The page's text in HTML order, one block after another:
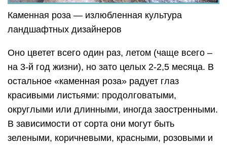
Каменная роза — излюбленная культура
ландшафтных дизайнеров
Оно цветет всего один раз, летом (чаще всего –
на 3-й год жизни), но зато целых 2-2,5 месяца. В
остальное «каменная роза» радует глаз
красивыми листьями: продолговатыми,
округлыми или длинными, иногда заостренными.
В зависимости от сорта они могут быть
зелеными, коричневыми, красными, розовыми и